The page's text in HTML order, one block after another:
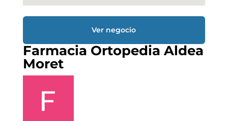
Ver negocio
Farmacia Ortopedia Aldea
Moret